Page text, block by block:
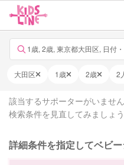
1歳, 2歳, 東京都大田区, 日付
大田区 1歳 2歳 2
該当するサポーターがいません
検索条件を見直してみましょう
詳細条件を指定してベビ